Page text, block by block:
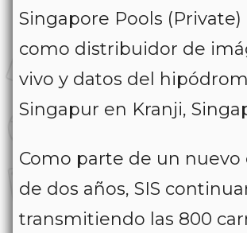
Singapore Pools
como distribuidor de
vivo y datos del
Singapur en Kranji,
Como parte de un nuevo
de dos años, SIS
transmitiendo las 800